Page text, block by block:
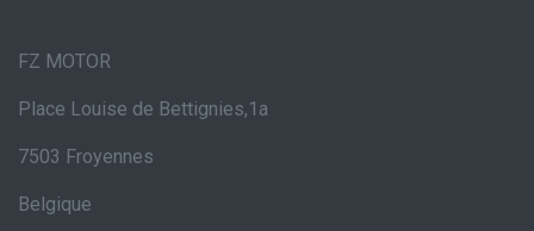
FZ MOTOR
Place Louise de Bettignies,1a
7503 Froyennes
Belgique